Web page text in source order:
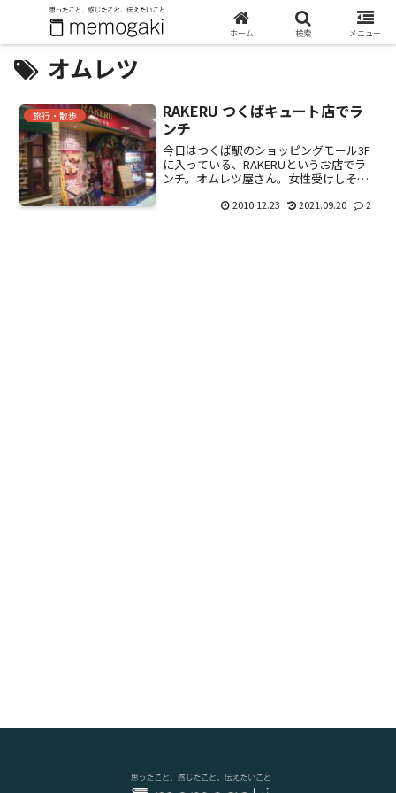
オムレツ
旅行・散歩
RAKERU つくばキュート店でラ
ンチ
今日はつくば駅のショッピングモール3F
に入っている、RAKERUというお店でラ
ンチ。オムレツ屋さん。女性受けしそう
い。）オムレツ。メニュー名忘れた。オ
2010.12.23 2021.09.20 2
ホーム 検索 メニュー